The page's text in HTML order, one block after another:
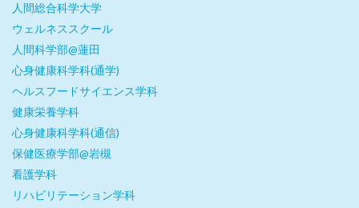
人間総合科学大学
ウェルネススクール
人間科学部@蓮田
心身健康科学科(通学)
ヘルスフードサイエンス学科
健康栄養学科
心身健康科学科(通信)
保健医療学部@岩槻
看護学科
リハビリテーション学科